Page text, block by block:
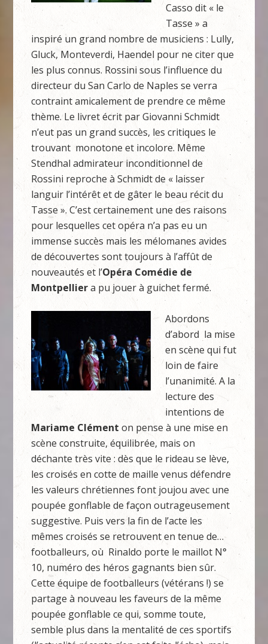
Casso dit « le
Tasse » a
inspiré un grand nombre de musiciens : Lully,
Gluck, Monteverdi, Haendel pour ne citer que
les plus connus. Rossini sous l’influence du
directeur du San Carlo de Naples se verra
contraint amicalement de prendre ce même
thème. Le livret écrit par Giovanni Schmidt
n’eut pas un grand succès, les critiques le
trouvant monotone et incolore. Même
Stendhal admirateur inconditionnel de
Rossini reproche à Schmidt de « laisser
languir l’intérêt et de gâter le beau récit du
Tasse ». C’est certainement une des raisons
pour lesquelles cet opéra n’a pas eu un
immense succès mais les mélomanes avides
de découvertes sont toujours à l’affût de
nouveautés et l’Opéra Comédie de
Montpelliera pu jouer à guichet fermé.
Abordons
d’abord la mise
en scène qui fut
loin de faire
l’unanimité. A la
lecture des
intentions de
Mariame Clément on pense à une mise en
scène construite, équilibrée, mais on
déchante très vite : dès que le rideau se lève,
les croisés en cotte de maille venus défendre
les valeurs chrétiennes font joujou avec une
poupée gonflable de façon outrageusement
suggestive. Puis vers la fin de l’acte les
mêmes croisés se retrouvent en tenue de…
footballeurs, où Rinaldo porte le maillot N°
10, numéro des héros gagnants bien sûr.
Cette équipe de footballeurs (vétérans !) se
partage à nouveau les faveurs de la même
poupée gonflable ce qui, somme toute,
semble plus dans la mentalité de ces sportifs